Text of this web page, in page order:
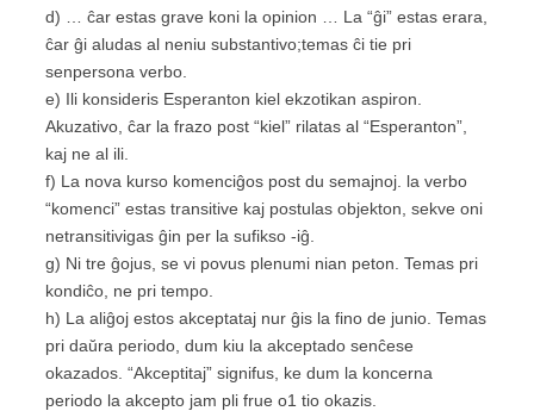
d) … ĉar estas grave koni la opinion … La “ĝi” estas erara,
ĉar ĝi aludas al neniu substantivo;temas ĉi tie pri
senpersona verbo.
e) Ili konsideris Esperanton kiel ekzotikan aspiron.
Akuzativo, ĉar la frazo post “kiel” rilatas al “Esperanton”,
kaj ne al ili.
f) La nova kurso komenciĝos post du semajnoj. la verbo
“komenci” estas transitive kaj postulas objekton, sekve oni
netransitivigas ĝin per la sufikso -iĝ.
g) Ni tre ĝojus, se vi povus plenumi nian peton. Temas pri
kondiĉo, ne pri tempo.
h) La aliĝoj estos akceptataj nur ĝis la fino de junio. Temas
pri daŭra periodo, dum kiu la akceptado senĉese
okazados. “Akceptitaj” signifus, ke dum la koncerna
periodo la akcepto jam pli frue o1 tio okazis.